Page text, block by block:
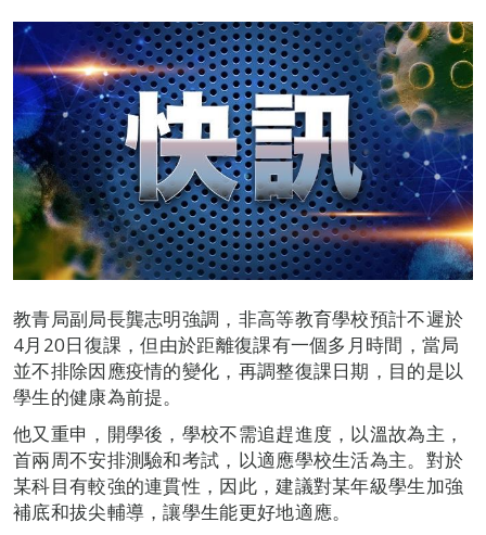
教青局副局長龔志明強調，非高等教育學校預計不遲於
4月20日復課，但由於距離復課有一個多月時間，當局
並不排除因應疫情的變化，再調整復課日期，目的是以
學生的健康為前提。
他又重申，開學後，學校不需追趕進度，以溫故為主，
首兩周不安排測驗和考試，以適應學校生活為主。對於
某科目有較強的連貫性，因此，建議對某年級學生加強
補底和拔尖輔導，讓學生能更好地適應。